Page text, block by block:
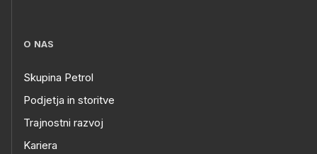
O NAS
Skupina Petrol
Podjetja in storitve
Trajnostni razvoj
Kariera